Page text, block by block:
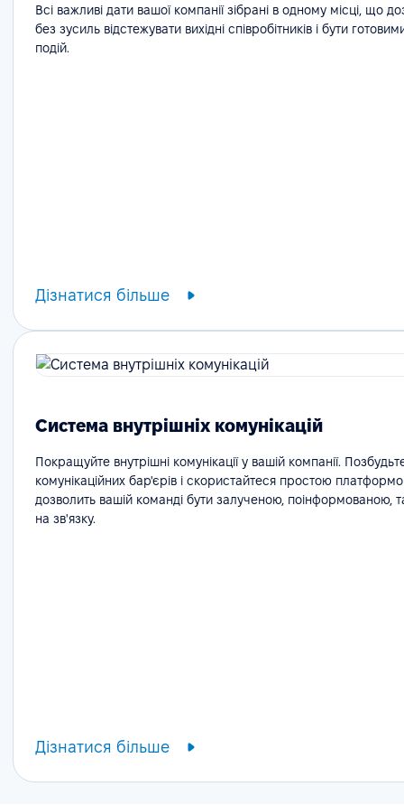
Всі важливі дати вашої компанії зібрані в одному місці, що
без зусиль відстежувати вихідні співробітників і бути
подій.
Дізнатися більше
Система внутрішніх комунікацій
Покращуйте внутрішні комунікації у вашій компанії.
комунікаційних бар'єрів і скористайтеся простою
дозволить вашій команді бути залученою, поінформованою,
на зв'язку.
Дізнатися більше